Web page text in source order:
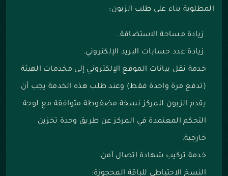
المطلوبة بناء على طلب الزبون:
زيادة مساحة الاستضافة.
زيادة عدد حسابات البريد الإلكتروني.
خدمة نقل بيانات الموقع الإلكتروني إلى مخدمات الهيئة
(تدفع مرة واحدة فقط) وعند طلب هذه الخدمة يجب أن
يقدم الزبون للمركز نسخة مضغوطة متوافقة مع لوحة
التحكم المعتمدة في المركز عن طريق وحدة تخزين
خارجية.
خدمة تركيب شهادة اتصال آمن.
النسخ الاحتياطي للباقة المحجوزة: